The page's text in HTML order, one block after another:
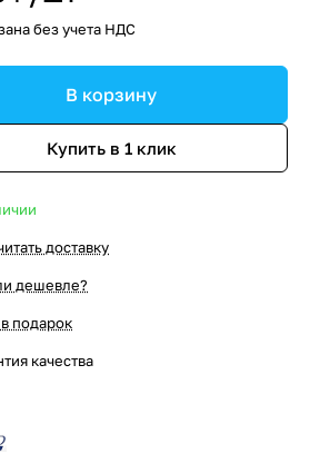
без учета НДС
В корзину
Купить в 1 клик
доставку
дешевле?
подарок
качества